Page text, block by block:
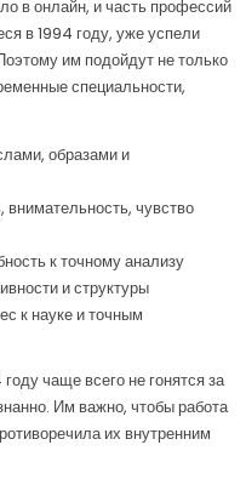
в онлайн, и часть профессий
в 1994 году, уже успели
им подойдут не только
специальности,
образами и
внимательность, чувство
к точному анализу
и структуры
к науке и точным
чаще всего не гонятся за
Им важно, чтобы работа
их внутренним